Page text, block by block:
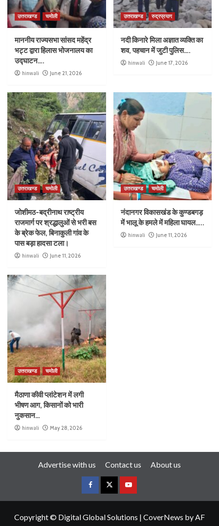
उत्तराखण्ड चमोली
माननीय राज्यसभा सांसद महेंद्र
भट्ट द्वारा हिलास भोजनालय का
उद्घाटन….
hinwali June 21, 2026
उत्तराखण्ड रुद्रप्रयाग
नदी किनारे मिला अज्ञात व्यक्ति का
शव, पहचान में जुटी पुलिस….
hinwali June 17, 2026
उत्तराखण्ड चमोली
जोशीमठ-बद्रीनाथ राष्ट्रीय
राजमार्ग पर श्रद्धालुओं से भरी बस
के ब्रेक फेल, बिनाकुली गांव के
पास बड़ा हादसा टला।
hinwali June 11, 2026
उत्तराखण्ड चमोली
नंदानगर विकासखंड के कुण्डबगड़
में भालू के हमले में महिला घायल…..
hinwali June 11, 2026
उत्तराखण्ड चमोली
मैठाणा कीवी प्लांटेशन में लगी
भीषण आग, किसानों को भारी
नुकसान…
hinwali May 28, 2026
Advertise with us Contact us About us
Copyright © Digital Global Solutions | CoverNews by AF